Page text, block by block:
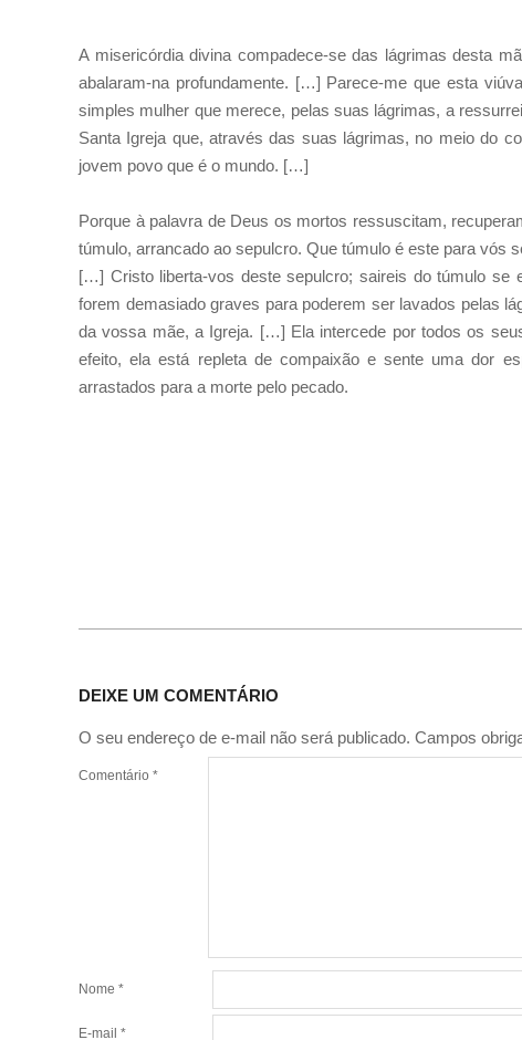
A misericórdia divina compadece-se das lágrimas desta
abalaram-na profundamente. […] Parece-me que esta
simples mulher que merece, pelas suas lágrimas, a
Santa Igreja que, através das suas lágrimas, no meio do
jovem povo que é o mundo. […]
Porque à palavra de Deus os mortos ressuscitam,
túmulo, arrancado ao sepulcro. Que túmulo é este para vós
[…] Cristo liberta-vos deste sepulcro; saireis do túmulo
forem demasiado graves para poderem ser lavados pelas
da vossa mãe, a Igreja. […] Ela intercede por todos os
efeito, ela está repleta de compaixão e sente uma dor
arrastados para a morte pelo pecado.
DEIXE UM COMENTÁRIO
O seu endereço de e-mail não será publicado. Campos
Comentário *
Nome *
E-mail *